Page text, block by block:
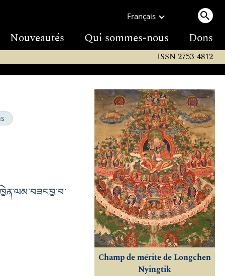
Français
Nouveautés Qui sommes-nous Dons
ISSN 2753-4812
Champ de mérite de Longchen
Nyingtik